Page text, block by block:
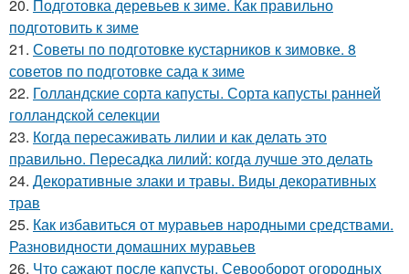
20. Подготовка деревьев к зиме. Как правильно
подготовить к зиме
21. Советы по подготовке кустарников к зимовке. 8
советов по подготовке сада к зиме
22. Голландские сорта капусты. Сорта капусты ранней
голландской селекции
23. Когда пересаживать лилии и как делать это
правильно. Пересадка лилий: когда лучше это делать
24. Декоративные злаки и травы. Виды декоративных
трав
25. Как избавиться от муравьев народными средствами.
Разновидности домашних муравьев
26. Что сажают после капусты. Севооборот огородных